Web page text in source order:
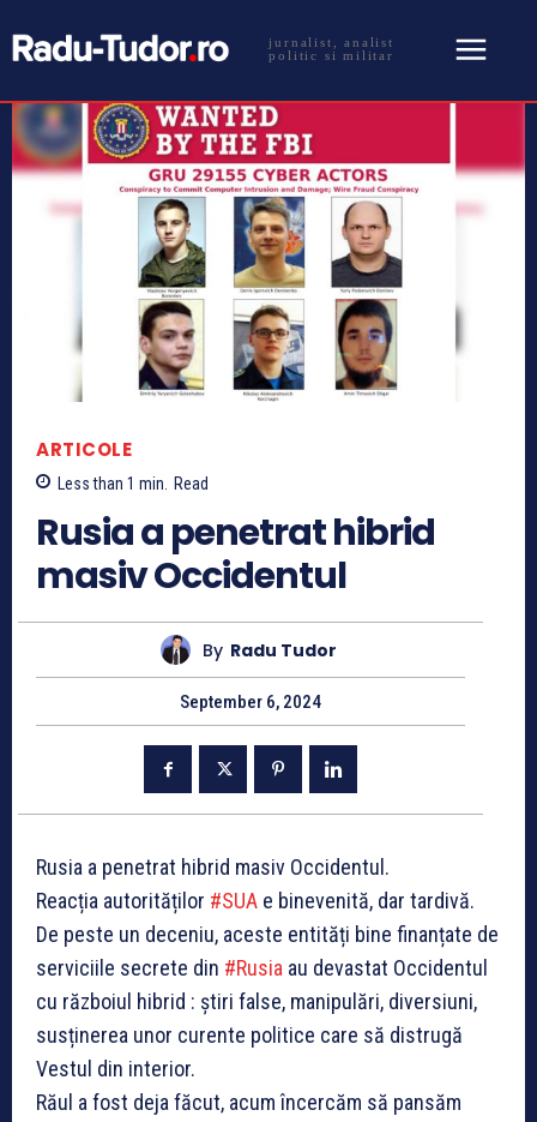
jurnalist, analist
politic si militar
ARTICOLE
Less than 1 min. Read
Rusia a penetrat hibrid
masiv Occidentul
By Radu Tudor
September 6, 2024
Rusia a penetrat hibrid masiv Occidentul.
Reacția autorităților #SUA e binevenită, dar tardivă.
De peste un deceniu, aceste entități bine finanțate de
serviciile secrete din #Rusia au devastat Occidentul
cu războiul hibrid : știri false, manipulări, diversiuni,
susținerea unor curente politice care să distrugă
Vestul din interior.
Răul a fost deja făcut, acum încercăm să pansăm